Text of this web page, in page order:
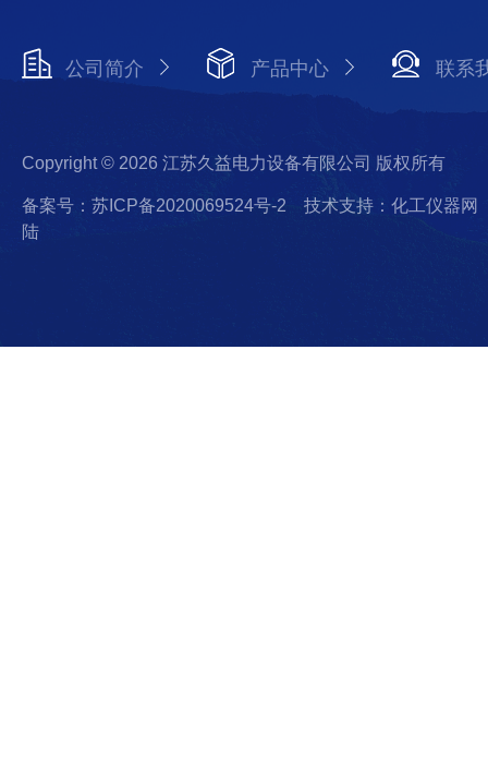
公司简介 产品中心 联系
Copyright © 2026 江苏久益电力设备有限公司 版权所有
备案号：苏ICP备2020069524号-2
技术支持：化工仪器网
陆